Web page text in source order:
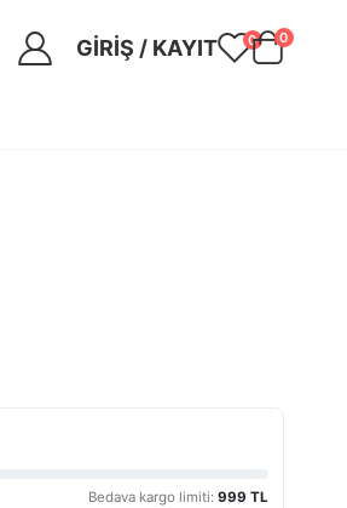
GIRIŞ / KAYIT 0 0
Bedava kargo limiti: 999 TL